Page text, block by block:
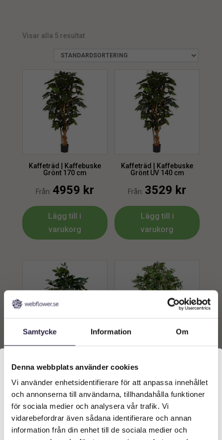
Samtycke Information Om
Denna webbplats använder cookies
Vi använder enhetsidentifierare för att anpassa innehållet
och annonserna till användarna, tillhandahålla funktioner
för sociala medier och analysera vår trafik. Vi
vidarebefordrar även sådana identifierare och annan
information från din enhet till de sociala medier och
Visar alla 5 resultat
Kaffeträd | Kaffebuske
Grönt 170 cm
Från: 4959 kr
Lägg till i
varukorg
Kaffeträd | Kaffebuske
Grönt UV 140 cm
Från: 3529 kr
Lägg till i
varukorg
äkta stam kaffeblomma
UV 140 cm
Från:5339kr
Lägg till i
varukorg
Glasfiberstam Grönt
kaffeblomma UV 270 cm
32979kr
Lägg till i
varukorg
Välkommen till Webflower
Vilken typ av kund är du? Du kan alltid justera ditt val
längst upp på sidan.